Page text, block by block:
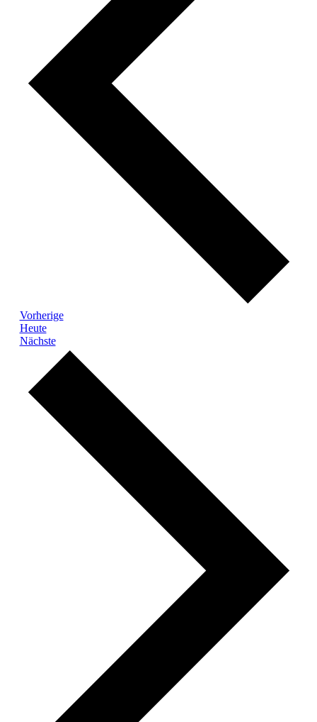
VorherigeVeranstaltungen
Heute
NächsteVeranstaltungen